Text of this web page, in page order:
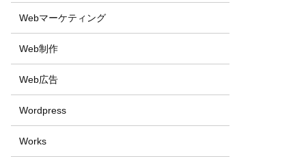
Webマーケティング
Web制作
Web広告
Wordpress
Works